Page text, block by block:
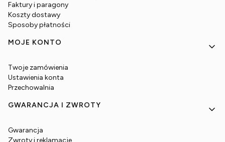
Faktury i paragony
Koszty dostawy
Sposoby płatności
MOJE KONTO
Twoje zamówienia
Ustawienia konta
Przechowalnia
GWARANCJA I ZWROTY
Gwarancja